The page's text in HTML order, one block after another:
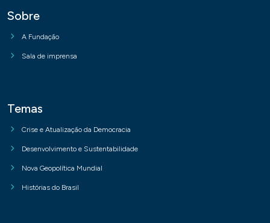
Sobre
A Fundação
Sala de imprensa
Temas
Crise e Atualização da Democracia
Desenvolvimento e Sustentabilidade
Nova Geopolítica Mundial
Histórias do Brasil